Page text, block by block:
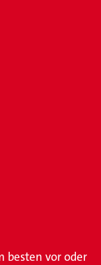
besten vor oder